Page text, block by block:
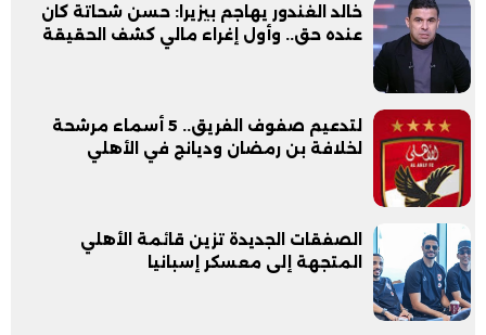
خالد الغندور يهاجم بيزيرا: حسن شحاتة كان
عنده حق.. وأول إغراء مالي كشف الحقيقة
لتدعيم صفوف الفريق.. 5 أسماء مرشحة
لخلافة بن رمضان وديانج في الأهلي
الصفقات الجديدة تزين قائمة الأهلي
المتجهة إلى معسكر إسبانيا